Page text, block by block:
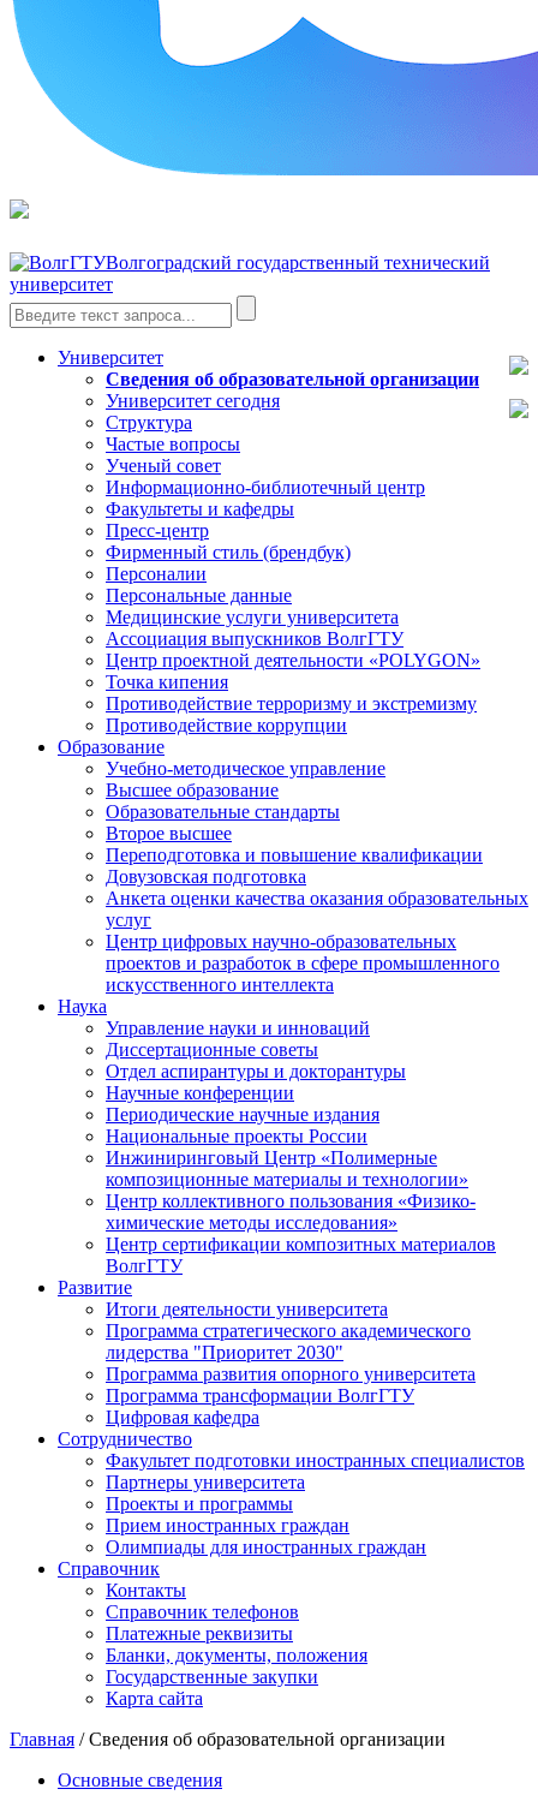
Волгоградский государственный технический
университет
Университет
Сведения об образовательной организации
Университет сегодня
Структура
Частые вопросы
Ученый совет
Информационно-библиотечный центр
Факультеты и кафедры
Пресс-центр
Фирменный стиль (брендбук)
Персоналии
Персональные данные
Медицинские услуги университета
Ассоциация выпускников ВолгГТУ
Центр проектной деятельности «POLYGON»
Точка кипения
Противодействие терроризму и экстремизму
Противодействие коррупции
Образование
Учебно-методическое управление
Высшее образование
Образовательные стандарты
Второе высшее
Переподготовка и повышение квалификации
Довузовская подготовка
Анкета оценки качества оказания образовательных
услуг
Центр цифровых научно-образовательных
проектов и разработок в сфере промышленного
искусственного интеллекта
Наука
Управление науки и инноваций
Диссертационные советы
Отдел аспирантуры и докторантуры
Научные конференции
Периодические научные издания
Национальные проекты России
Инжиниринговый Центр «Полимерные
композиционные материалы и технологии»
Центр коллективного пользования «Физико-
химические методы исследования»
Центр сертификации композитных материалов
ВолгГТУ
Развитие
Итоги деятельности университета
Программа стратегического академического
лидерства "Приоритет 2030"
Программа развития опорного университета
Программа трансформации ВолгГТУ
Цифровая кафедра
Сотрудничество
Факультет подготовки иностранных специалистов
Партнеры университета
Проекты и программы
Прием иностранных граждан
Олимпиады для иностранных граждан
Справочник
Контакты
Справочник телефонов
Платежные реквизиты
Бланки, документы, положения
Государственные закупки
Карта сайта
Главная / Сведения об образовательной организации
Основные сведения